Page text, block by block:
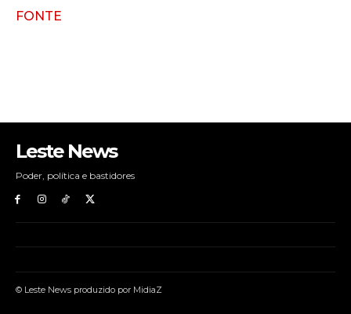
FONTE
Leste News
Poder, política e bastidores
© Leste News produzido por MidiaZ